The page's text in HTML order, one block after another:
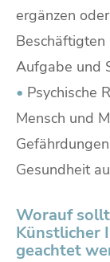
ergänzen
Aufgabe und
• Psychische
Mensch und
Gesundheit
Worauf
Künstlicher
geachtet